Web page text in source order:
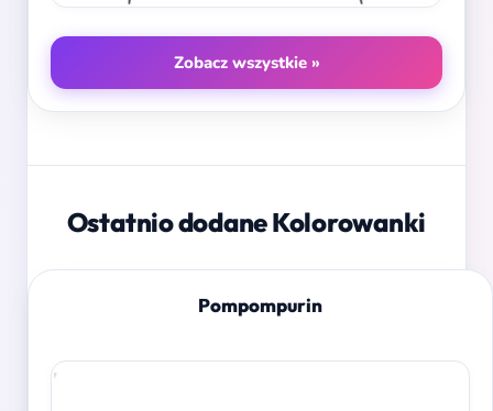
Zobacz wszystkie »
Ostatnio dodane Kolorowanki
Pompompurin